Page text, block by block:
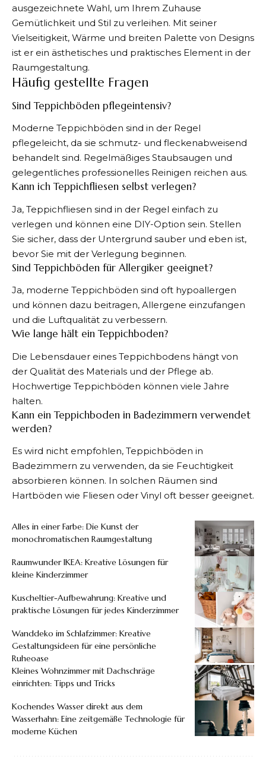
ausgezeichnete Wahl, um Ihrem Zuhause
Gemütlichkeit und Stil zu verleihen. Mit seiner
Vielseitigkeit, Wärme und breiten Palette von Designs
ist er ein ästhetisches und praktisches Element in der
Raumgestaltung.
Häufig gestellte Fragen
Sind Teppichböden pflegeintensiv?
Moderne Teppichböden sind in der Regel
pflegeleicht, da sie schmutz- und fleckenabweisend
behandelt sind. Regelmäßiges Staubsaugen und
gelegentliches professionelles Reinigen reichen aus.
Kann ich Teppichfliesen selbst verlegen?
Ja, Teppichfliesen sind in der Regel einfach zu
verlegen und können eine DIY-Option sein. Stellen
Sie sicher, dass der Untergrund sauber und eben ist,
bevor Sie mit der Verlegung beginnen.
Sind Teppichböden für Allergiker geeignet?
Ja, moderne Teppichböden sind oft hypoallergen
und können dazu beitragen, Allergene einzufangen
und die Luftqualität zu verbessern.
Wie lange hält ein Teppichboden?
Die Lebensdauer eines Teppichbodens hängt von
der Qualität des Materials und der Pflege ab.
Hochwertige Teppichböden können viele Jahre
halten.
Kann ein Teppichboden in Badezimmern verwendet
werden?
Es wird nicht empfohlen, Teppichböden in
Badezimmern zu verwenden, da sie Feuchtigkeit
absorbieren können. In solchen Räumen sind
Hartböden wie Fliesen oder Vinyl oft besser geeignet.
Alles in einer Farbe: Die Kunst der
monochromatischen Raumgestaltung
Raumwunder IKEA: Kreative Lösungen für
kleine Kinderzimmer
Kuscheltier-Aufbewahrung: Kreative und
praktische Lösungen für jedes Kinderzimmer
Wanddeko im Schlafzimmer: Kreative
Gestaltungsideen für eine persönliche
Ruheoase
Kleines Wohnzimmer mit Dachschräge
einrichten: Tipps und Tricks
Kochendes Wasser direkt aus dem
Wasserhahn: Eine zeitgemäße Technologie für
moderne Küchen